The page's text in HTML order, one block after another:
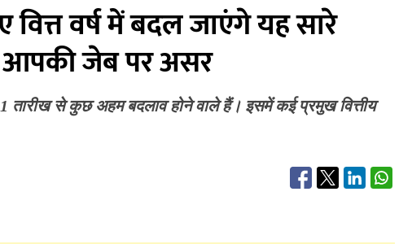
वित्त वर्ष में बदल जाएंगे यह सारे
आपकी जेब पर असर
1 तारीख से कुछ अहम बदलाव होने वाले हैं। इसमें कई प्रमुख वित्तीय